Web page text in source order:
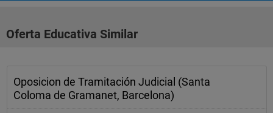
Oferta Educativa Similar
Oposicion de Tramitación Judicial (Santa
Coloma de Gramanet, Barcelona)